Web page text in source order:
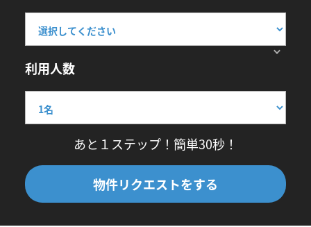
利用人数
あと１ステップ！簡単30秒！
物件リクエストをする